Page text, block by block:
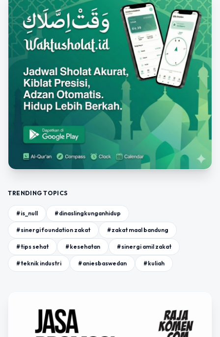
TRENDING TOPICS
#is_null #dinaslingkunganhidup
#sinergi foundation zakat #zakat maal bandung
#tips sehat #kesehatan #sinergi amil zakat
#teknik industri #aniesbaswedan #kuliah